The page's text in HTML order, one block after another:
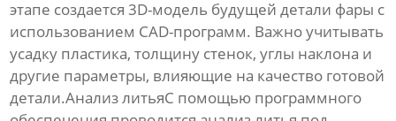
этапе создается 3D-модель будущей детали фары с
использованием CAD-программ. Важно учитывать
усадку пластика, толщину стенок, углы наклона и
другие параметры, влияющие на качество готовой
детали.Анализ литьяС помощью программного